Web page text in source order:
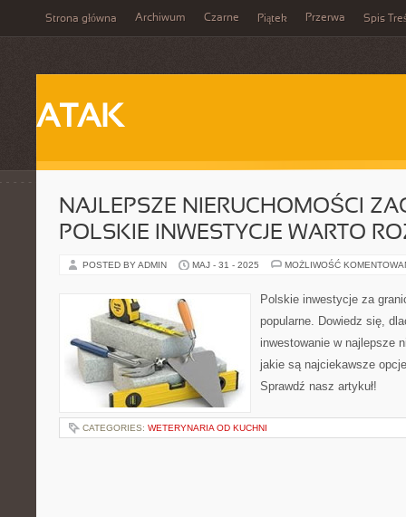
Strona główna Archiwum Czarne Piątek Przerwa Spis
ATAK
NAJLEPSZE NIERUCHOMOŚCI
POLSKIE INWESTYCJE WARTO
POSTED BY ADMIN MAJ - 31 - 2025 MOŻLIWOŚĆ
Polskie inwestycje za
popularne. Dowiedz się,
inwestowanie w najlepsze
jakie są najciekawsze
Sprawdź nasz artykuł!
CATEGORIES: WETERYNARIA OD KUCHNI